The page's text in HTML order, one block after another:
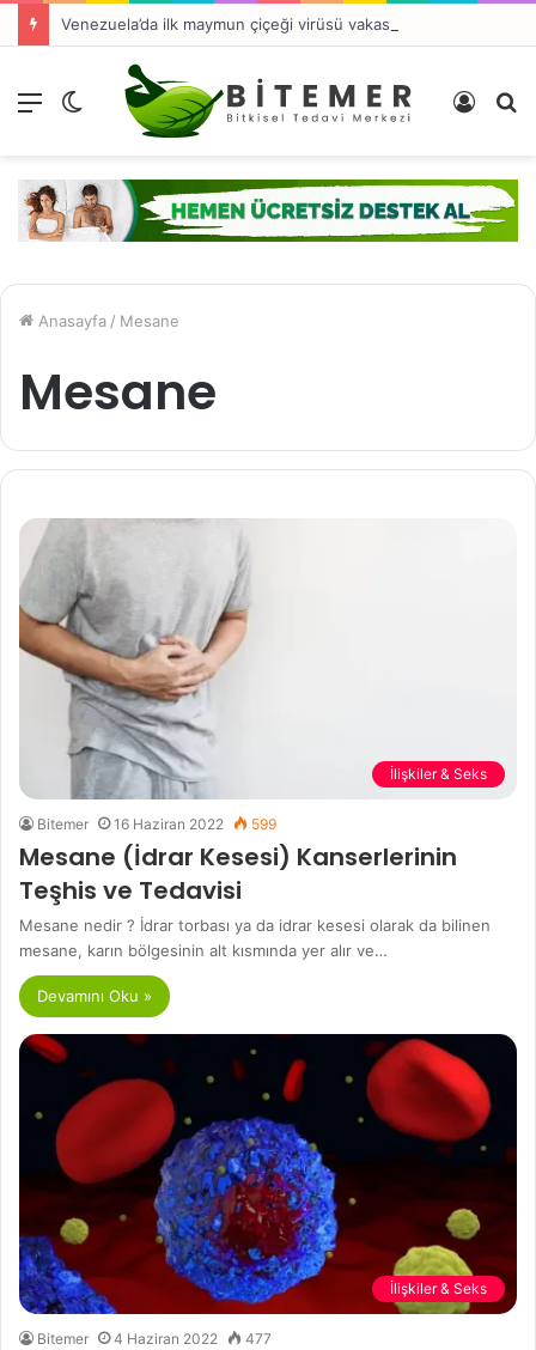
Venezuela’da ilk maymun çiçeği virüsü vakası tespit edildi
Menü
görünümü
Kayıt
Anasayfa / Mesane
Mesane
İlişkiler & Seks
Bitemer 16 Haziran 2022 599
Mesane (İdrar Kesesi) Kanserlerinin
Teşhis ve Tedavisi
Mesane nedir ? İdrar torbası ya da idrar kesesi olarak da bilinen
mesane, karın bölgesinin alt kısmında yer alır ve…
Devamını Oku »
İlişkiler & Seks
Bitemer 4 Haziran 2022 477